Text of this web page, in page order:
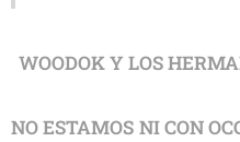
WOODOK Y LOS
NO ESTAMOS NI CON